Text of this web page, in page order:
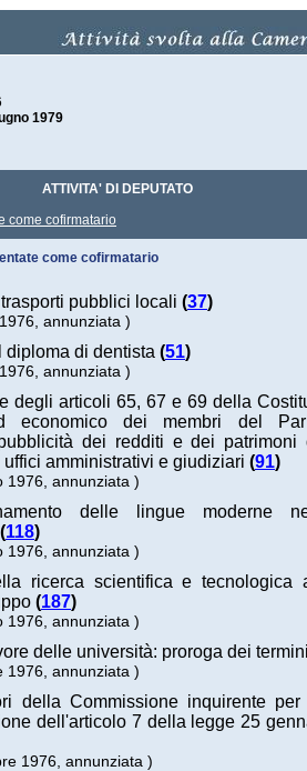
1979
ATTIVITA' DI DEPUTATO
come cofirmatario
come cofirmatario
pubblici locali (37)
annunziata )
di dentista (51)
annunziata )
degli articoli 65, 67 e 69 della
economico dei membri del
dei redditi e dei patrimoni
amministrativi e giudiziari (91)
1976, annunziata )
delle lingue moderne
(118)
1976, annunziata )
ricerca scientifica e tecnologica
(187)
1976, annunziata )
delle università: proroga dei
1976, annunziata )
della Commissione inquirente
dell'articolo 7 della legge 25
1976, annunziata )